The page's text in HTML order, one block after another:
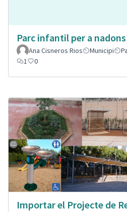
Parc infantil per a nadons
Ana Cisneros Rios
Municipi
1
0
Importar el Projecte de